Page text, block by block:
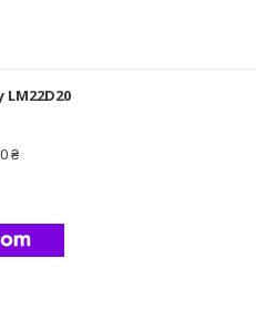
₴